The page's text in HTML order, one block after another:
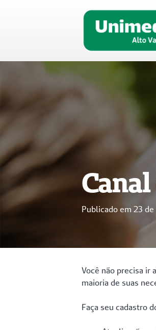
Publicado em 23
Você não precisa ir
maioria de suas
Faça seu cadastro